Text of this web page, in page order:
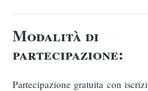
Modalità di
partecipazione:
Partecipazione gratuita con